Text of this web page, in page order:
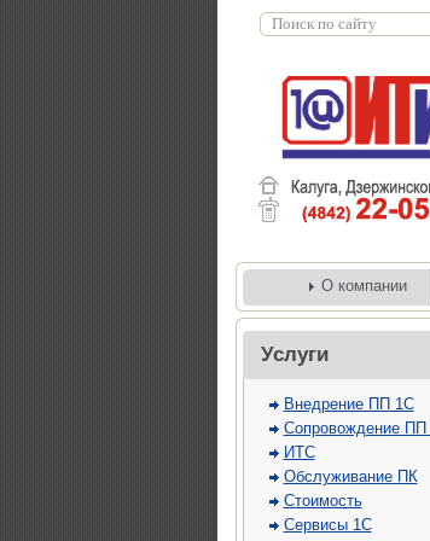
О компании
Услуги
Внедрение ПП 1С
Сопровождение ПП
ИТС
Обслуживание ПК
Стоимость
Сервисы 1С